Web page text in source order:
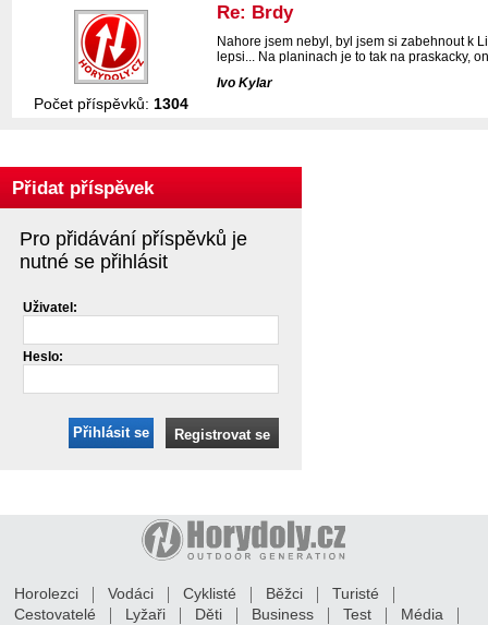
Re: Brdy
Nahore jsem nebyl, byl jsem si zabehnout k
lepsi... Na planinach je to tak na praskacky,
Ivo Kylar
Počet příspěvků: 1304
Přidat příspěvek
Pro přidávání příspěvků je
nutné se přihlásit
Uživatel:
Heslo:
Přihlásit se Registrovat se
Horolezci Vodáci Cyklisté Běžci
Turisté
Cestovatelé
Lyžaři Děti Business Test
Média